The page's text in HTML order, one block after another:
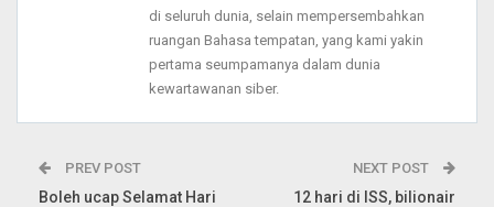
di seluruh dunia, selain mempersembahkan
ruangan Bahasa tempatan, yang kami yakin
pertama seumpamanya dalam dunia
kewartawanan siber.
PREV POST
Boleh ucap Selamat Hari
NEXT POST
12 hari di ISS, bilionair